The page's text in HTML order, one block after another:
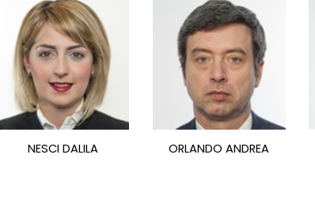
NESCI DALILA ORLANDO ANDREA